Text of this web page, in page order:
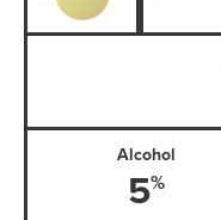
Alcohol
5